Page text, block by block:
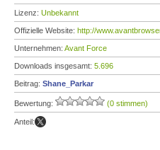
Lizenz: Unbekannt
Offizielle Website: http://
Unternehmen: Avant Force
Downloads insgesamt: 5.696
Beitrag: Shane_Parkar
Bewertung: (0 stimmen)
Anteil: